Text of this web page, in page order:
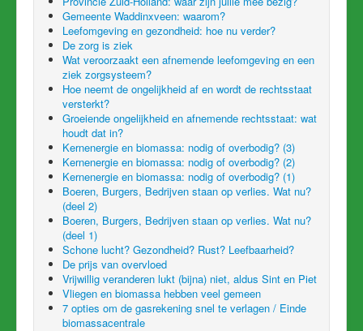
Gemeente Waddinxveen: waarom?
Leefomgeving en gezondheid: hoe nu verder?
De zorg is ziek
Wat veroorzaakt een afnemende leefomgeving en een
ziek zorgsysteem?
Hoe neemt de ongelijkheid af en wordt de rechtsstaat
versterkt?
Groeiende ongelijkheid en afnemende rechtsstaat: wat
houdt dat in?
Kernenergie en biomassa: nodig of overbodig? (3)
Kernenergie en biomassa: nodig of overbodig? (2)
Kernenergie en biomassa: nodig of overbodig? (1)
Boeren, Burgers, Bedrijven staan op verlies. Wat nu?
(deel 2)
Boeren, Burgers, Bedrijven staan op verlies. Wat nu?
(deel 1)
Schone lucht? Gezondheid? Rust? Leefbaarheid?
De prijs van overvloed
Vrijwillig veranderen lukt (bijna) niet, aldus Sint en Piet
Vliegen en biomassa hebben veel gemeen
7 opties om de gasrekening snel te verlagen / Einde
biomassacentrale